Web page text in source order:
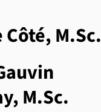
M.Sc.
M.Sc.